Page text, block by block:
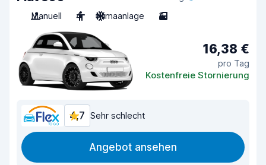
Manuell
4 Klimaanlage 3
16,38 €
pro Tag
Kostenfreie Stornierung
4,7 Sehr schlecht
Angebot ansehen